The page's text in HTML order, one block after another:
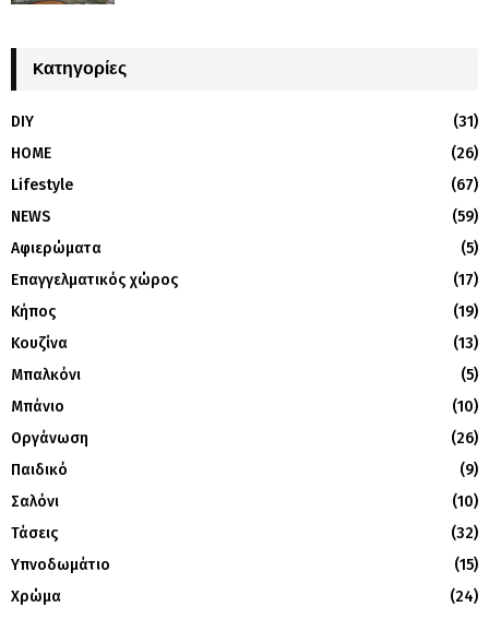
Kατηγορίες
DIY
(31)
HOME
(26)
Lifestyle
(67)
NEWS
(59)
Αφιερώματα
(5)
Επαγγελματικός χώρος
(17)
Κήπος
(19)
Κουζίνα
(13)
Μπαλκόνι
(5)
Μπάνιο
(10)
Οργάνωση
(26)
Παιδικό
(9)
Σαλόνι
(10)
Τάσεις
(32)
Υπνοδωμάτιο
(15)
Χρώμα
(24)